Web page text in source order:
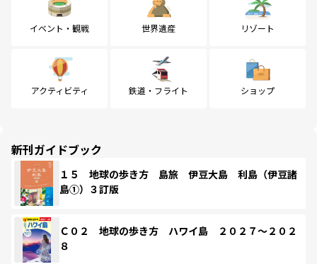
イベント・観戦 世界遺産 リゾート
アクティビティ 鉄道・フライト ショップ
新刊ガイドブック
１５ 地球の歩き方 島旅 伊豆大島 利島（伊豆諸
島①）３訂版
Ｃ０２ 地球の歩き方 ハワイ島 ２０２７～２０２
８